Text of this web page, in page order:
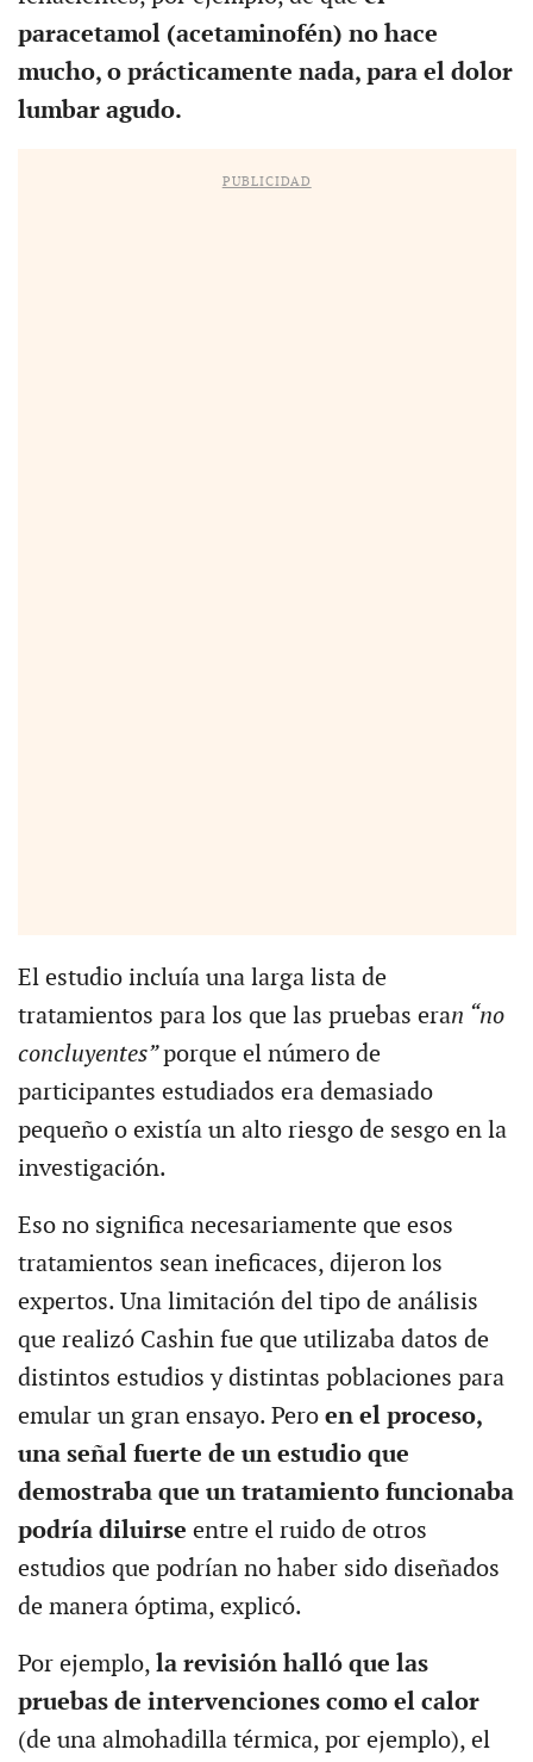
paracetamol (acetaminofén) no hace
mucho, o prácticamente nada, para el dolor
lumbar agudo.
PUBLICIDAD
El estudio incluía una larga lista de
tratamientos para los que las pruebas eran “no
concluyentes”porque el número de
participantes estudiados era demasiado
pequeño o existía un alto riesgo de sesgo en la
investigación.
Eso no significa necesariamente que esos
tratamientos sean ineficaces, dijeron los
expertos. Una limitación del tipo de análisis
que realizó Cashin fue que utilizaba datos de
distintos estudios y distintas poblaciones para
emular un gran ensayo. Pero en el proceso,
una señal fuerte de un estudio que
demostraba que un tratamiento funcionaba
podría diluirse entre el ruido de otros
estudios que podrían no haber sido diseñados
de manera óptima, explicó.
Por ejemplo, la revisión halló que las
pruebas de intervenciones como el calor
(de una almohadilla térmica, por ejemplo), el